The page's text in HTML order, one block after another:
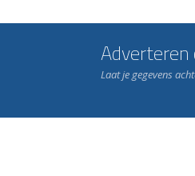
Adverteren
Laat je gegevens